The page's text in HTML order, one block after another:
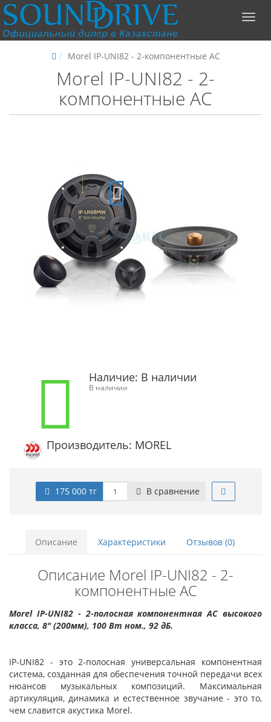
Morel IP-UNI82 - 2-компонентные АС
Morel IP-UNI82 - 2-
компонентные АС
Наличие: В наличии
В наличии
Производитель: MOREL
175 000 тг В сравнение
Описание Характеристики Отзывов (0)
Описание Morel IP-UNI82 - 2-
компонентные АС
Morel IP-UNI82 - 2-полосная компонентная АС высокого
класса, 8" (200мм), 100 Вт ном., 92 дБ.
IP-UNI82 - это 2-полосная универсальная компонентная
система, созданная для обеспечения точной передачи всех
нюансов музыкальных композиций. Максимальная
артикуляция, динамика и естественное звучание - это то,
чем славится акустика Morel.